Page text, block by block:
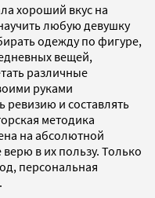
хороший вкус на
любую девушку
одежду по фигуре,
вещей,
различные
руками
ревизию и составлять
методика
на абсолютной
в их пользу. Только
персональная